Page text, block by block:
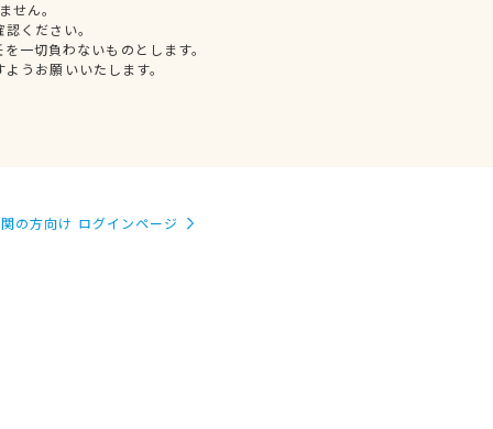
せん。
ください。
一切負わないものとします。
うお願いいたします。
の方向け ログインページ